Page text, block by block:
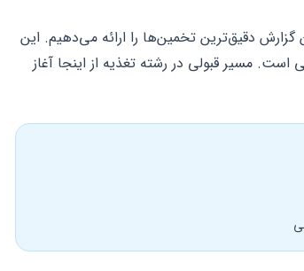
گزارش دقیق‌ترین تخمین‌ها را ارائه می‌دهیم. این
مسیر قبولی در رشته تغذیه از اینجا آغاز